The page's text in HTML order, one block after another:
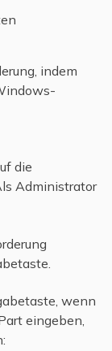
indem
die
Administrator
wenn
eingeben,